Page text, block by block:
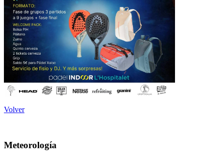
Volver
Meteorología